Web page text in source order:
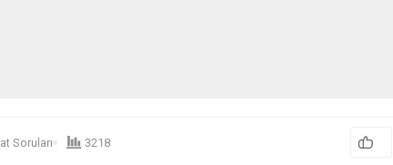
Soruları 3218